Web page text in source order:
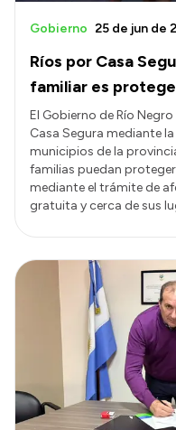
Ríos por Casa
familiar es
Gobierno 25 de jun de
El Gobierno de Río
Casa Segura mediante
municipios de la
familias puedan
mediante el trámite de
gratuita y cerca de sus